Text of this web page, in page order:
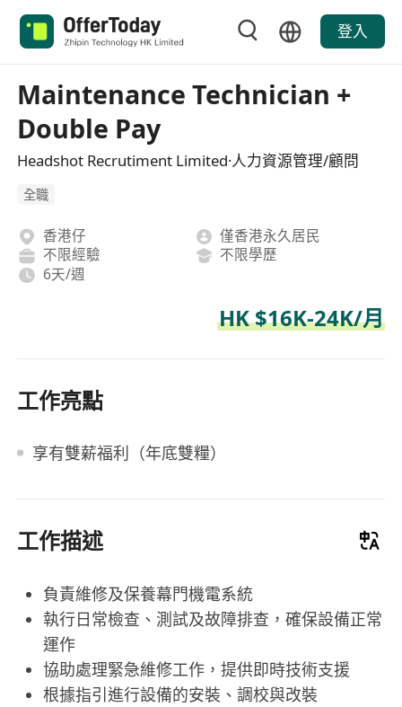
登入
Maintenance Technician +
Double Pay
Headshot Recrutiment Limited·人力資源管理/顧問
全職
香港仔
僅香港永久居民
不限經驗
不限學歷
6天/週
HK $16K-24K/月
工作亮點
享有雙薪福利（年底雙糧）
工作描述
負責維修及保養幕門機電系統
執行日常檢查、測試及故障排查，確保設備正常
運作
協助處理緊急維修工作，提供即時技術支援
根據指引進行設備的安裝、調校與改裝